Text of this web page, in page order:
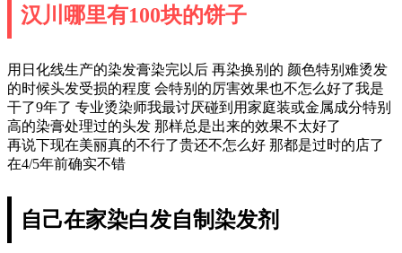
汉川哪里有100块的饼子
用日化线生产的染发膏染完以后 再染换别的 颜色特别难烫发
的时候头发受损的程度 会特别的厉害效果也不怎么好了我是
干了9年了 专业烫染师我最讨厌碰到用家庭装或金属成分特别
高的染膏处理过的头发 那样总是出来的效果不太好了
再说下现在美丽真的不行了贵还不怎么好 那都是过时的店了
在4/5年前确实不错
自己在家染白发自制染发剂